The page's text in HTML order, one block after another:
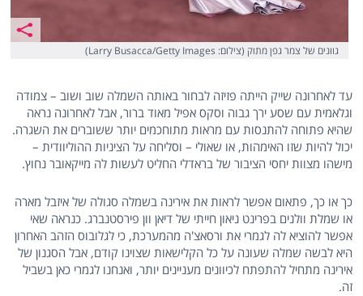
גוונים של צמר גפן מתוק (צילום: Larry Busacca/Getty Images)
עד לאחרונה שייק הייתה פזיזה לבחור באותה השמלה שוב ושוב – צמודה
וגלאמית עם שסע ירך גבוה וסקס אפיל מאוד ברור, אבל לאחרונה נראה
שהיא פתוחה להתנסות עם מראות מתוחכמים יותר ששוברים את השגרה.
יכול להיות שזו האימהות, או שאולי – וסליחה על הציניות ההוליוודית –
מישהו מצוות יחסי הציבור של בראדלי החליט לעשות לה מייקאובר נחוץ.
כך או כך, פתאום אפשר לראות את אירינה בשמלה סגולה של איזבל מארה
או שמלת וולנים בפרינט ניאון חייתי של דיאן וון פירסטנברג. כנראה שאי
אפשר להוציא לה לגמרי את ורסאצ'ה מהמערכת, כי לגלובוס הזהב האחרון
היא לבשה שמלה שעונה על כל הקלישאות שצוינו קודם, אבל הסגנון של
אירינה מתחיל להתפתח לכיוונים מעניינים יותר, ואנחנו לגמרי כאן בשביל
זה.